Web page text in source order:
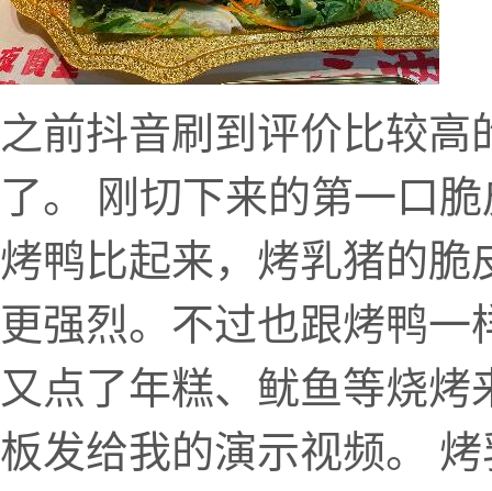
之前抖音刷到评价比较
了。 刚切下来的第一口
烤鸭比起来，烤乳猪的脆
更强烈。不过也跟烤鸭
又点了年糕、鱿鱼等烧
板发给我的演示视频。